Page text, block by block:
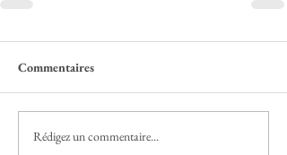
Commentaires
Rédigez un commentaire...